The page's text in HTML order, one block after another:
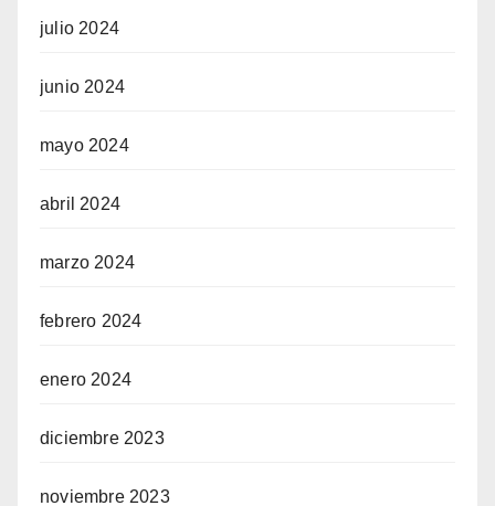
julio 2024
junio 2024
mayo 2024
abril 2024
marzo 2024
febrero 2024
enero 2024
diciembre 2023
noviembre 2023